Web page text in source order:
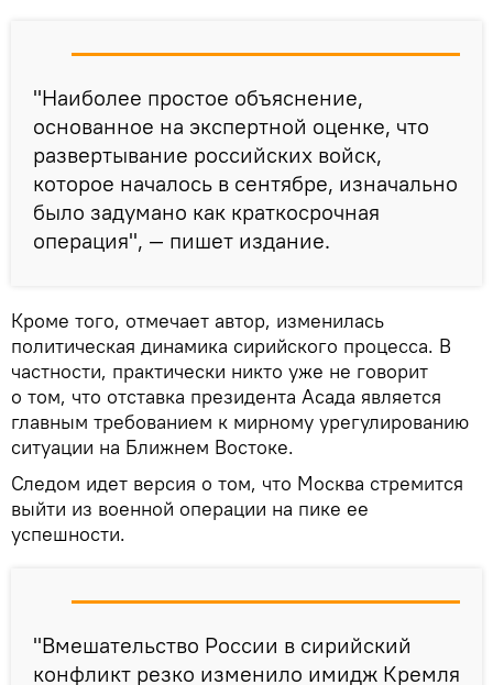
"Наиболее простое объяснение,
основанное на экспертной оценке, что
развертывание российских войск,
которое началось в сентябре, изначально
было задумано как краткосрочная
операция", — пишет издание.
Кроме того, отмечает автор, изменилась
политическая динамика сирийского процесса. В
частности, практически никто уже не говорит
о том, что отставка президента Асада является
главным требованием к мирному урегулированию
ситуации на Ближнем Востоке.
Следом идет версия о том, что Москва стремится
выйти из военной операции на пике ее
успешности.
"Вмешательство России в сирийский
конфликт резко изменило имидж Кремля